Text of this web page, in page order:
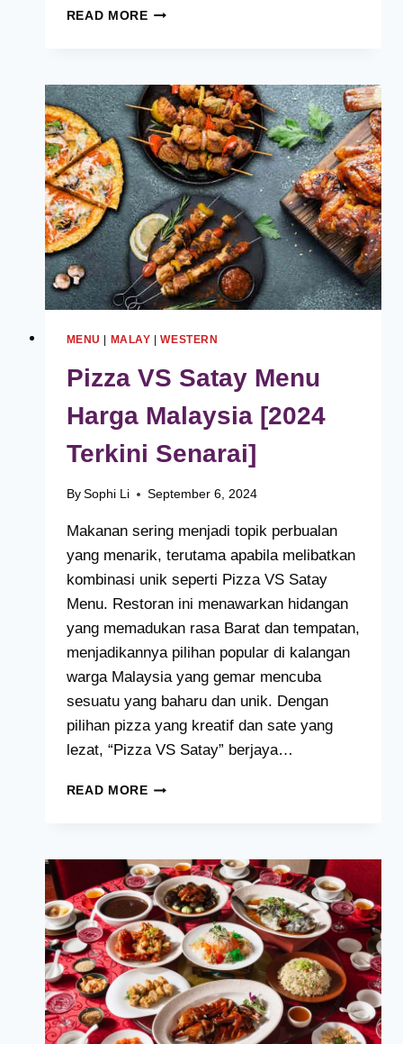
READ MOREWILLIAM
MALAYSIA
[2024
TERKINI
SENARAI]
MENU MALAY |WESTERN
Pizza VS Satay Menu
Harga Malaysia [2024
Terkini Senarai]
By Sophi Li September 6, 2024
Makanan sering menjadi topik perbualan
yang menarik, terutama apabila melibatkan
kombinasi unik seperti Pizza VS Satay
Menu. Restoran ini menawarkan hidangan
yang memadukan rasa Barat dan tempatan,
menjadikannya pilihan popular di kalangan
warga Malaysia yang gemar mencuba
sesuatu yang baharu dan unik. Dengan
pilihan pizza yang kreatif dan sate yang
lezat, “Pizza VS Satay” berjaya…
READ MOREPIZZA
HARGA
MALAYSIA
[2024
TERKINI
SENARAI]